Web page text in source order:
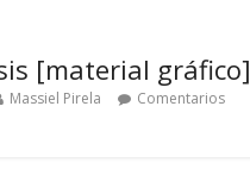
[material gráfico]
Massiel Pirela
Comentarios